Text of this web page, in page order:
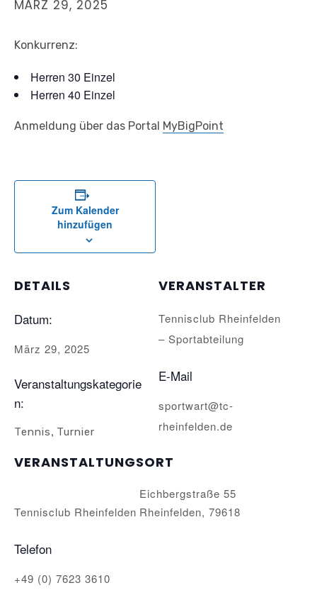
MÄRZ 29, 2025
Konkurrenz:
Herren 30 Einzel
Herren 40 Einzel
Anmeldung über das Portal MyBigPoint
Zum Kalender
hinzufügen
DETAILS
Datum:
März 29, 2025
Veranstaltungskategorie
n:
Tennis, Turnier
VERANSTALTUNGSORT
Tennisclub Rheinfelden
Eichbergstraße 55
Rheinfelden, 79618
Telefon
+49 (0) 7623 3610
VERANSTALTER
Tennisclub Rheinfelden
– Sportabteilung
E-Mail
sportwart@tc-
rheinfelden.de